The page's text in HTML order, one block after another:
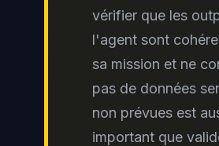
vérifier que les
l'agent sont
sa mission et ne
pas de données
non prévues est
important que